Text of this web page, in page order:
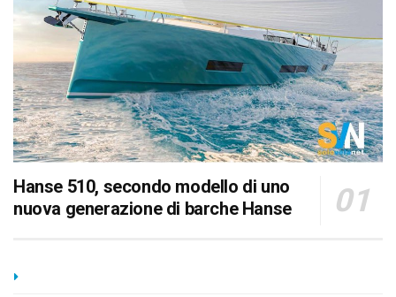
Hanse 510, secondo modello di uno
nuova generazione di barche Hanse